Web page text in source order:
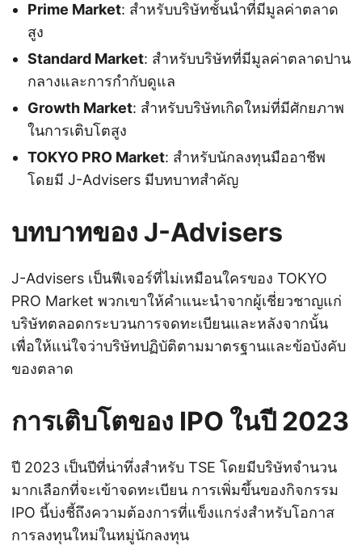
Prime Market: สำหรับบริษัทชั้นนำที่มีมูลค่าตลาด
สูง
Standard Market: สำหรับบริษัทที่มีมูลค่าตลาดปาน
กลางและการกำกับดูแล
Growth Market: สำหรับบริษัทเกิดใหม่ที่มีศักยภาพ
ในการเติบโตสูง
TOKYO PRO Market: สำหรับนักลงทุนมืออาชีพ
โดยมี J-Advisers มีบทบาทสำคัญ
บทบาทของ J-Advisers
J-Advisers เป็นฟีเจอร์ที่ไม่เหมือนใครของ TOKYO
PRO Market พวกเขาให้คำแนะนำจากผู้เชี่ยวชาญแก่
บริษัทตลอดกระบวนการจดทะเบียนและหลังจากนั้น
เพื่อให้แน่ใจว่าบริษัทปฏิบัติตามมาตรฐานและข้อบังคับ
ของตลาด
การเติบโตของ IPO ในปี 2023
ปี 2023 เป็นปีที่น่าทึ่งสำหรับ TSE โดยมีบริษัทจำนวน
มากเลือกที่จะเข้าจดทะเบียน การเพิ่มขึ้นของกิจกรรม
IPO นี้บ่งชี้ถึงความต้องการที่แข็งแกร่งสำหรับโอกาส
การลงทุนใหม่ในหมู่นักลงทุน